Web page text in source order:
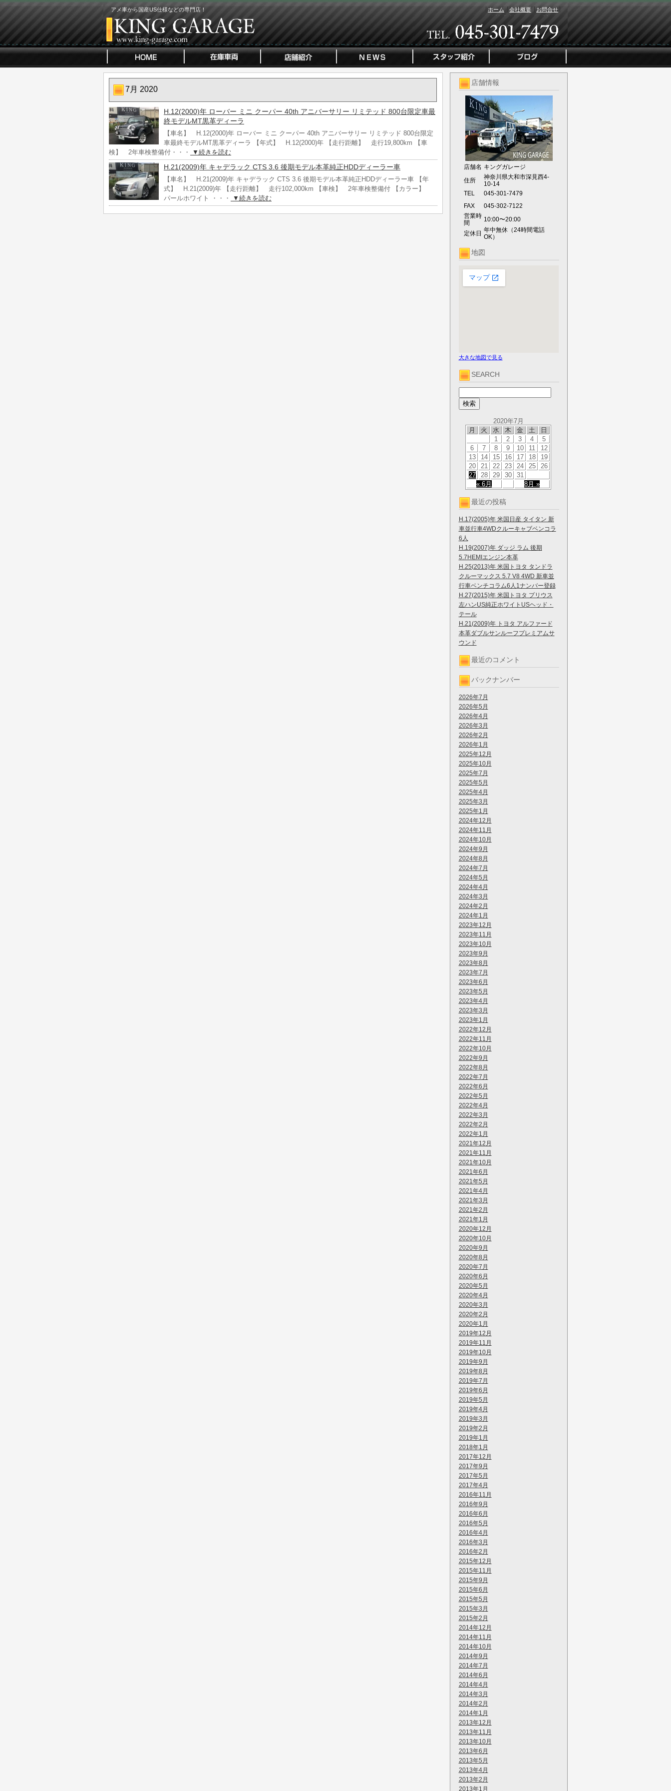
アメ車から国産US仕様などの専門店！ ホーム 会社概要 お問合せ
7月 2020
H.12(2000)年 ローバー ミニ クーパー 40th アニバーサリー リミテッド 800台限定車最
終モデルMT黒革ディーラ
【車名】 H.12(2000)年 ローバー ミニ クーパー 40th アニバーサリー リミテッド 800台限定
車最終モデルMT黒革ディーラ 【年式】 H.12(2000)年 【走行距離】 走行19,800km 【車
検】 2年車検整備付・・・
▼続きを読む
H.21(2009)年 キャデラック CTS 3.6 後期モデル本革純正HDDディーラー車
【車名】 H.21(2009)年 キャデラック CTS 3.6 後期モデル本革純正HDDディーラー車 【年
式】 H.21(2009)年 【走行距離】 走行102,000km 【車検】 2年車検整備付 【カラー】
パールホワイト ・・・
▼続きを読む
店舗情報
店舗名 キングガレージ
住所
神奈川県大和市深見西4-
10-14
TEL
045-301-7479
FAX
045-302-7122
営業時
間
10:00〜20:00
定休日 年中無休（24時間電話
OK）
地図
大きな地図で見る
SEARCH
2020年7月
月
火 水 木 金 土 日
« 6月 8月 »
1 2 3 4
5
6
7 8 9 10 11
12
13
14 15 16 17 18
19
20
21 22 23 24 25
26
27
28 29 30 31
最近の投稿
H.17(2005)年 米国日産 タイタン 新
車並行車4WDクルーキャブベンコラ
6人
H.19(2007)年 ダッジ ラム 後期
5.7HEMIエンジン本革
H.25(2013)年 米国トヨタ タンドラ
クルーマックス 5.7 V8 4WD 新車並
行車ベンチコラム6人1ナンバー登録
H.27(2015)年 米国トヨタ プリウス
左ハンUS純正ホワイトUSヘッド・
テール
H.21(2009)年 トヨタ アルファード
本革ダブルサンルーフプレミアムサ
ウンド
最近のコメント
バックナンバー
2026年7月
2026年5月
2026年4月
2026年3月
2026年2月
2026年1月
2025年12月
2025年10月
2025年7月
2025年5月
2025年4月
2025年3月
2025年1月
2024年12月
2024年11月
2024年10月
2024年9月
2024年8月
2024年7月
2024年5月
2024年4月
2024年3月
2024年2月
2024年1月
2023年12月
2023年11月
2023年10月
2023年9月
2023年8月
2023年7月
2023年6月
2023年5月
2023年4月
2023年3月
2023年1月
2022年12月
2022年11月
2022年10月
2022年9月
2022年8月
2022年7月
2022年6月
2022年5月
2022年4月
2022年3月
2022年2月
2022年1月
2021年12月
2021年11月
2021年10月
2021年6月
2021年5月
2021年4月
2021年3月
2021年2月
2021年1月
2020年12月
2020年10月
2020年9月
2020年8月
2020年7月
2020年6月
2020年5月
2020年4月
2020年3月
2020年2月
2020年1月
2019年12月
2019年11月
2019年10月
2019年9月
2019年8月
2019年7月
2019年6月
2019年5月
2019年4月
2019年3月
2019年2月
2019年1月
2018年1月
2017年12月
2017年9月
2017年5月
2017年4月
2016年11月
2016年9月
2016年6月
2016年5月
2016年4月
2016年3月
2016年2月
2015年12月
2015年11月
2015年9月
2015年6月
2015年5月
2015年3月
2015年2月
2014年12月
2014年11月
2014年10月
2014年9月
2014年7月
2014年6月
2014年4月
2014年3月
2014年2月
2014年1月
2013年12月
2013年11月
2013年10月
2013年6月
2013年5月
2013年4月
2013年2月
2013年1月